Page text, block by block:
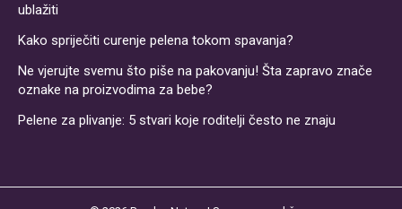
ublažiti
Kako spriječiti curenje pelena tokom spavanja?
Ne vjerujte svemu što piše na pakovanju! Šta zapravo znače
oznake na proizvodima za bebe?
Pelene za plivanje: 5 stvari koje roditelji često ne znaju